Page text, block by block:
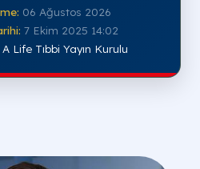
06 Ağustos 2026
7 Ekim 2025 14:02
A Life Tıbbi Yayın Kurulu